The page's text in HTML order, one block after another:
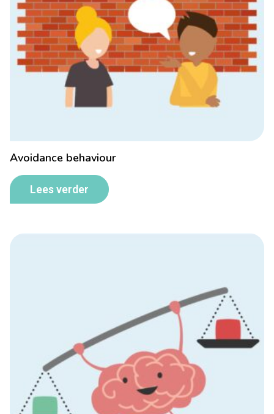
Avoidance behaviour
Lees verder